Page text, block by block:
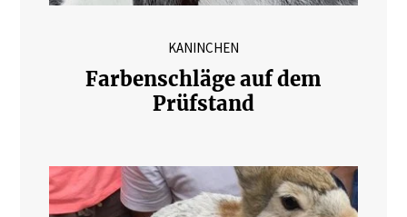
KANINCHEN
Farbenschläge auf dem
Prüfstand